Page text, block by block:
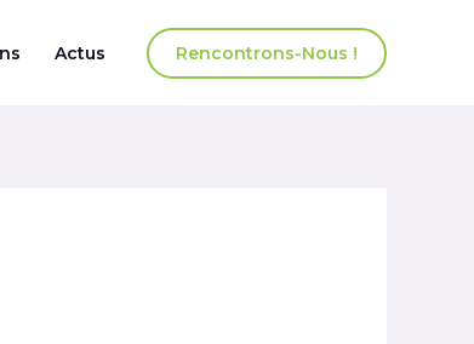
Actus Rencontrons-Nous !